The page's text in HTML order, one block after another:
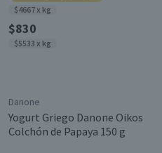
$4667 x kg
$830
$5533 x kg
Danone
Yogurt Griego Danone Oikos
Colchón de Papaya 150 g